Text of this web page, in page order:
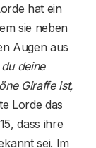
hat ein
sie neben
Augen aus
du deine
Giraffe ist,
Lorde das
dass ihre
sei. Im